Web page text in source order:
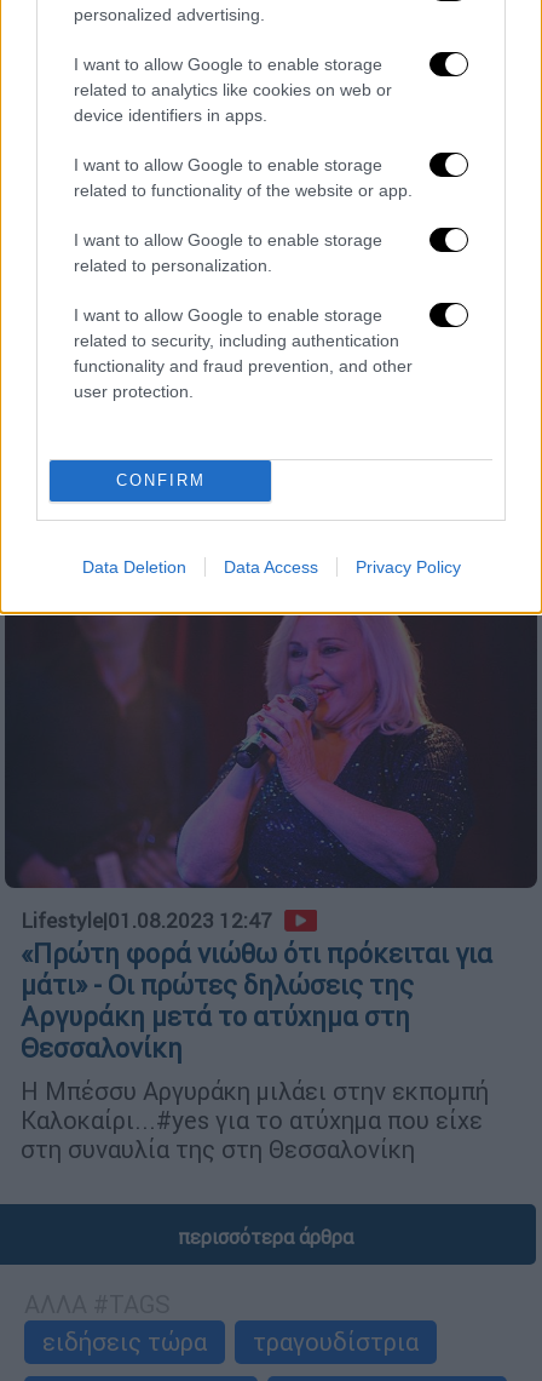
personalized advertising.
I want to allow Google to enable storage
related to analytics like cookies on web or
device identifiers in apps.
I want to allow Google to enable storage
related to functionality of the website or app.
I want to allow Google to enable storage
related to personalization.
I want to allow Google to enable storage
related to security, including authentication
functionality and fraud prevention, and other
user protection.
CONFIRM
Data Deletion Data Access Privacy Policy
Lifestyle|28.08.2023 20:00
Μπέσσυ Αργυράκη: Η απάντηση στα
αρνητικά σχόλια για τα κιλά της – «Τα
Η τραγουδίστρια, μεταξύ άλλων,
αναφέρθηκε στην υποψηφιότητά της στις
δημοτικές εκλογές, στις πυρκαγιές που
δέχτηκε για τα κιλά της
Lifestyle|01.08.2023 12:47
«Πρώτη φορά νιώθω ότι πρόκειται για
μάτι» - Οι πρώτες δηλώσεις της
Αργυράκη μετά το ατύχημα στη
Θεσσαλονίκη
Η Μπέσσυ Αργυράκη μιλάει στην εκπομπή
Καλοκαίρι...#yes για το ατύχημα που είχε
στη συναυλία της στη Θεσσαλονίκη
περισσότερα άρθρα
ειδήσεις τώρα
τραγουδίστρια